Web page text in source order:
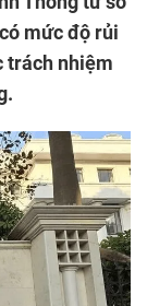
mức độ rủi
trách nhiệm